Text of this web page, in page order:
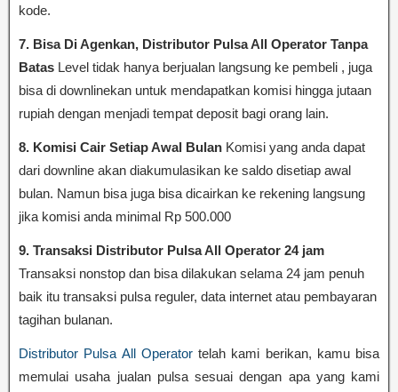
kode.
7. Bisa Di Agenkan, Distributor Pulsa All Operator Tanpa
Batas Level tidak hanya berjualan langsung ke pembeli , juga
bisa di downlinekan untuk mendapatkan komisi hingga jutaan
rupiah dengan menjadi tempat deposit bagi orang lain.
8. Komisi Cair Setiap Awal Bulan Komisi yang anda dapat
dari downline akan diakumulasikan ke saldo disetiap awal
bulan. Namun bisa juga bisa dicairkan ke rekening langsung
jika komisi anda minimal Rp 500.000
9. Transaksi Distributor Pulsa All Operator 24 jam
Transaksi nonstop dan bisa dilakukan selama 24 jam penuh
baik itu transaksi pulsa reguler, data internet atau pembayaran
tagihan bulanan.
Distributor Pulsa All Operatortelah kami berikan, kamu bisa
memulai usaha jualan pulsa sesuai dengan apa yang kami